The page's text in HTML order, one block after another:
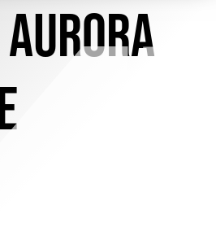
AURORA